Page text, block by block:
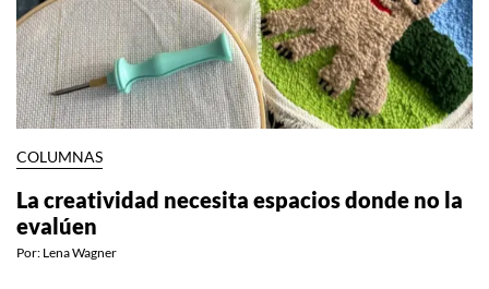
COLUMNAS
La creatividad necesita espacios donde no la
evalúen
Por: Lena Wagner